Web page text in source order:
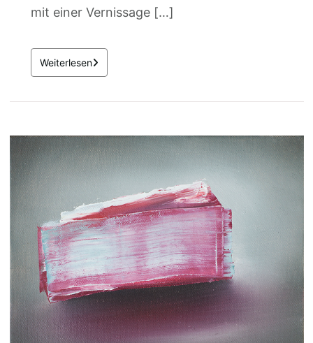
mit einer Vernissage […]
Weiterlesen